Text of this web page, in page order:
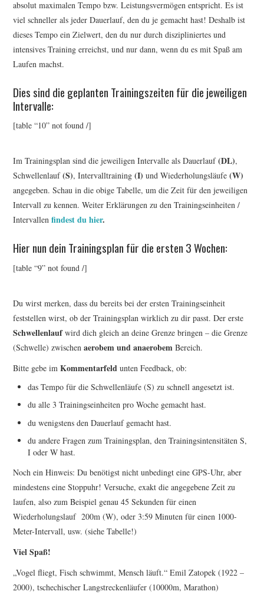
absolut maximalen Tempo bzw. Leistungsvermögen entspricht. Es ist
viel schneller als jeder Dauerlauf, den du je gemacht hast! Deshalb ist
dieses Tempo ein Zielwert, den du nur durch diszipliniertes und
intensives Training erreichst, und nur dann, wenn du es mit Spaß am
Laufen machst.
Dies sind die geplanten Trainingszeiten für die jeweiligen
Intervalle:
[table “10” not found /]
Im Trainingsplan sind die jeweiligen Intervalle als Dauerlauf(DL),
Schwellenlauf(S), Intervalltraining (I) und Wiederholungsläufe(W)
angegeben. Schau in die obige Tabelle, um die Zeit für den jeweiligen
Intervall zu kennen. Weiter Erklärungen zu den Trainingseinheiten /
Intervallenfindest du hier.
Hier nun dein Trainingsplan für die ersten 3 Wochen:
[table “9” not found /]
Du wirst merken, dass du bereits bei der ersten Trainingseinheit
feststellen wirst, ob der Trainingsplan wirklich zu dir passt. Der erste
Schwellenlaufwird dich gleich an deine Grenze bringen – die Grenze
(Schwelle) zwischenaerobem und anaerobem Bereich.
Bitte gebe imKommentarfeld unten Feedback, ob:
das Tempo für die Schwellenläufe (S) zu schnell angesetzt ist.
du alle 3 Trainingseinheiten pro Woche gemacht hast.
du wenigstens den Dauerlauf gemacht hast.
du andere Fragen zum Trainingsplan, den Trainingsintensitäten S,
I oder W hast.
Noch ein Hinweis: Du benötigst nicht unbedingt eine GPS-Uhr, aber
mindestens eine Stoppuhr! Versuche, exakt die angegebene Zeit zu
laufen, also zum Beispiel genau 45 Sekunden für einen
Wiederholungslauf 200m (W), oder 3:59 Minuten für einen 1000-
Meter-Intervall, usw. (siehe Tabelle!)
Viel Spaß!
„Vogel fliegt, Fisch schwimmt, Mensch läuft.“ Emil Zatopek (1922 –
2000), tschechischer Langstreckenläufer (10000m, Marathon)